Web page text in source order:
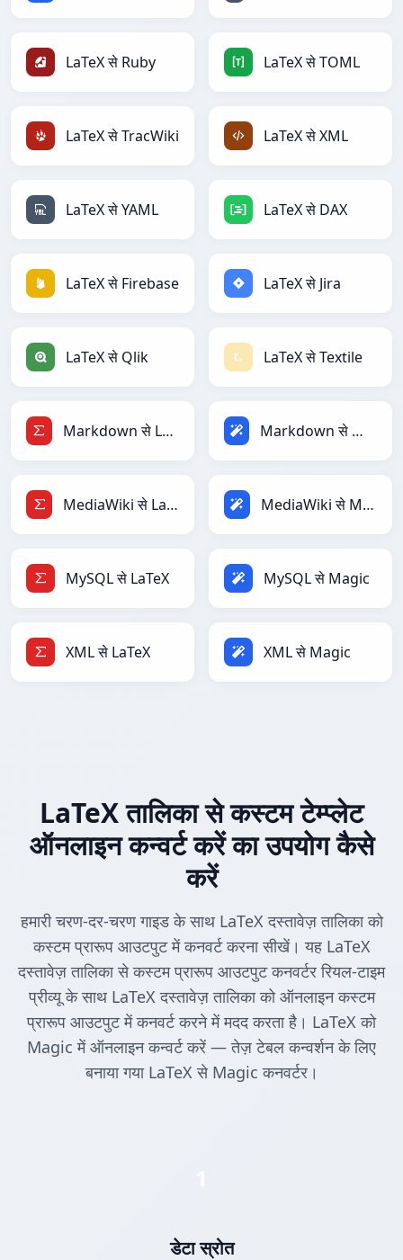
LaTeX से Ruby LaTeX से TOML
LaTeX से TracWiki LaTeX से XML
LaTeX से YAML LaTeX से DAX
LaTeX से Firebase LaTeX से Jira
LaTeX से Qlik LaTeX से Textile
Markdown से LaTeX Markdown से Magic
MediaWiki से LaTeX MediaWiki से Magic
MySQL से LaTeX MySQL से Magic
XML से LaTeX XML से Magic
LaTeX तालिका से कस्टम टेम्प्लेट
ऑनलाइन कन्वर्ट करें का उपयोग कैसे
करें
हमारी चरण-दर-चरण गाइड के साथ LaTeX दस्तावेज़ तालिका को
कस्टम प्रारूप आउटपुट में कनवर्ट करना सीखें। यह LaTeX
दस्तावेज़ तालिका से कस्टम प्रारूप आउटपुट कनवर्टर रियल-टाइम
प्रीव्यू के साथ LaTeX दस्तावेज़ तालिका को ऑनलाइन कस्टम
प्रारूप आउटपुट में कनवर्ट करने में मदद करता है। LaTeX को
Magic में ऑनलाइन कन्वर्ट करें — तेज़ टेबल कन्वर्शन के लिए
बनाया गया LaTeX से Magic कनवर्टर।
डेटा स्रोत